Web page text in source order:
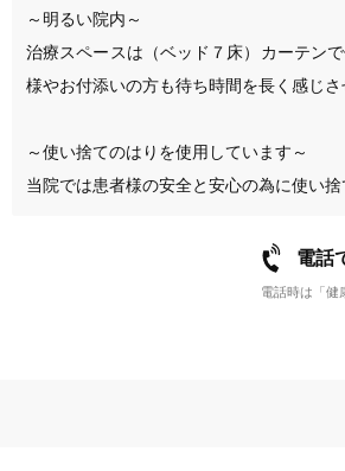
～明るい院内～
治療スペースは（ベッド７床）カーテン
様やお付添いの方も待ち時間を長く感じさ
～使い捨てのはりを使用しています～
当院では患者様の安全と安心の為に使い捨
電話
電話時は「健